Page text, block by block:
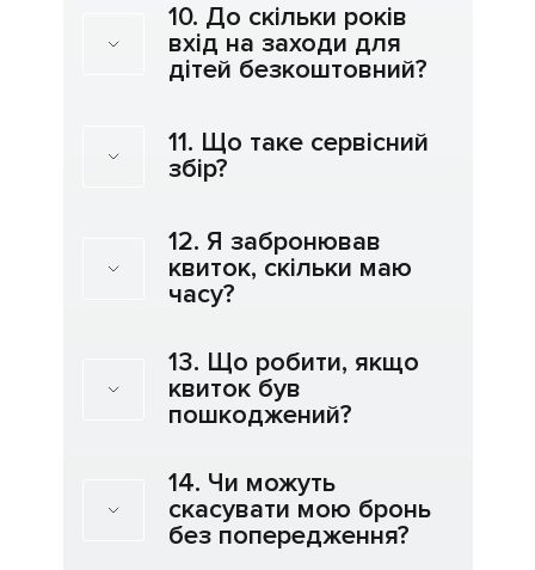
10. До скільки років
вхід на заходи для
дітей безкоштовний?
11. Що таке сервісний
збір?
12. Я забронював
квиток, скільки маю
часу?
13. Що робити, якщо
квиток був
пошкоджений?
14. Чи можуть
скасувати мою бронь
без попередження?